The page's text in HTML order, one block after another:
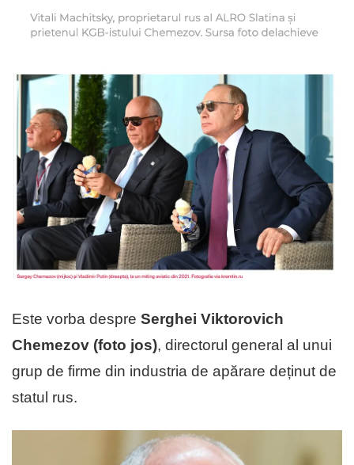
Este vorba despre Serghei Viktorovich
Chemezov (foto jos), directorul general al unui
grup de firme din industria de apărare deținut de
statul rus.